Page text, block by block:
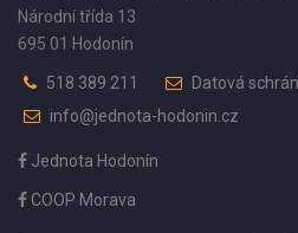
Národní třída 13
695 01 Hodonín
518 389 211
Datová
info@jednota-hodonin.cz
Jednota Hodonín
COOP Morava